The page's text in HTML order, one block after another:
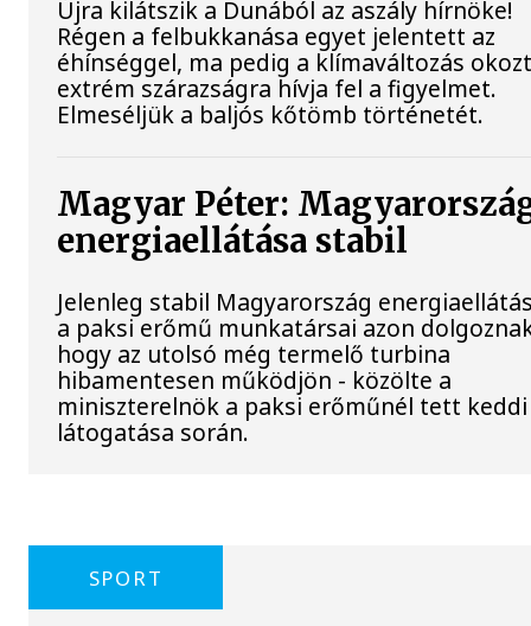
Újra kilátszik a Dunából az aszály hírnöke!
Régen a felbukkanása egyet jelentett az
éhínséggel, ma pedig a klímaváltozás
extrém szárazságra hívja fel a figyelmet.
Elmeséljük a baljós kőtömb történetét.
Magyar Péter:
energiaellátása stabil
Jelenleg stabil Magyarország
a paksi erőmű munkatársai azon
hogy az utolsó még termelő turbina
hibamentesen működjön - közölte a
miniszterelnök a paksi erőműnél tett keddi
látogatása során.
SPORT